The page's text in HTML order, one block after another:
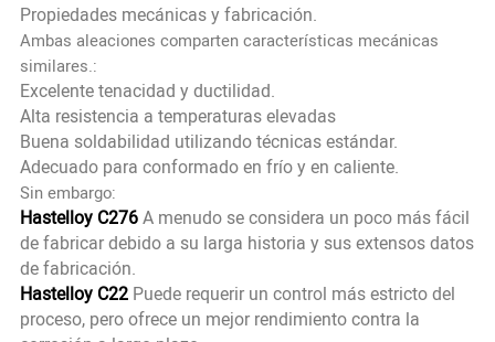
Propiedades mecánicas y fabricación.
Ambas aleaciones comparten características mecánicas
similares.:
Excelente tenacidad y ductilidad.
Alta resistencia a temperaturas elevadas
Buena soldabilidad utilizando técnicas estándar.
Adecuado para conformado en frío y en caliente.
Sin embargo:
Hastelloy C276A menudo se considera un poco más fácil
de fabricar debido a su larga historia y sus extensos datos
de fabricación.
Hastelloy C22Puede requerir un control más estricto del
proceso, pero ofrece un mejor rendimiento contra la